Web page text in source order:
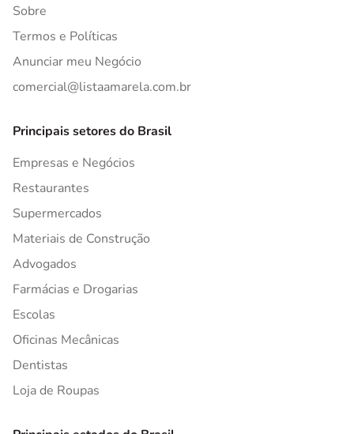
Sobre
Termos e Políticas
Anunciar meu Negócio
comercial@listaamarela.com.br
Principais setores do Brasil
Empresas e Negócios
Restaurantes
Supermercados
Materiais de Construção
Advogados
Farmácias e Drogarias
Escolas
Oficinas Mecânicas
Dentistas
Loja de Roupas